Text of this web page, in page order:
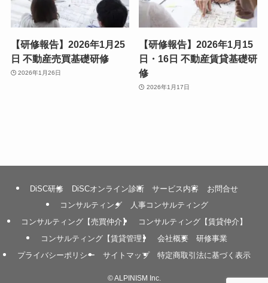
【研修報告】2026年1月25
日 不動産売買基礎研修
2026年1月26日
【研修報告】2026年1月15
日・16日 不動産賃貸基礎研
修
2026年1月17日
DiSC研修 DiSCオンライン診断 サービス内容
お問合せ
コンサルティング
人事コンサルティング
コンサルティング【売買仲介】
コンサルティング【賃貸仲介】
コンサルティング【賃貸管理】
会社概要
研修事業
プライバシーポリシー
サイトマップ 特定商取引法に基づく表示
©ALPINISM Inc.